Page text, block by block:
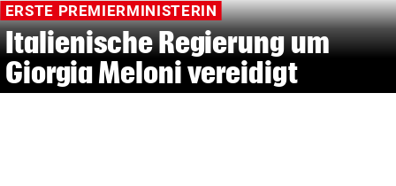
ERSTE PREMIERMINISTERIN
Italienische Regierung um
Giorgia Meloni vereidigt